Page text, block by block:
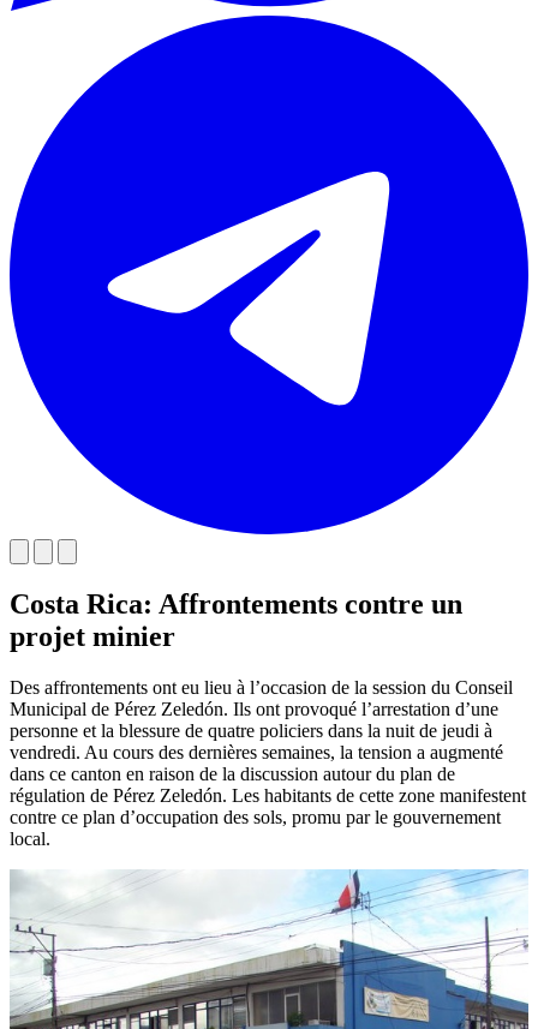
Costa Rica: Affrontements contre un
projet minier
Des affrontements ont eu lieu à l’occasion de la session du Conseil
Municipal de Pérez Zeledón. Ils ont provoqué l’arrestation d’une
personne et la blessure de quatre policiers dans la nuit de jeudi à
vendredi. Au cours des dernières semaines, la tension a augmenté
dans ce canton en raison de la discussion autour du plan de
régulation de Pérez Zeledón. Les habitants de cette zone manifestent
contre ce plan d’occupation des sols, promu par le gouvernement
local.